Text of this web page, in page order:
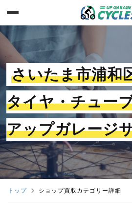
さいたま市浦和
タイヤ・チュー
アップガレージ
トップ ショップ買取カテゴリー詳細